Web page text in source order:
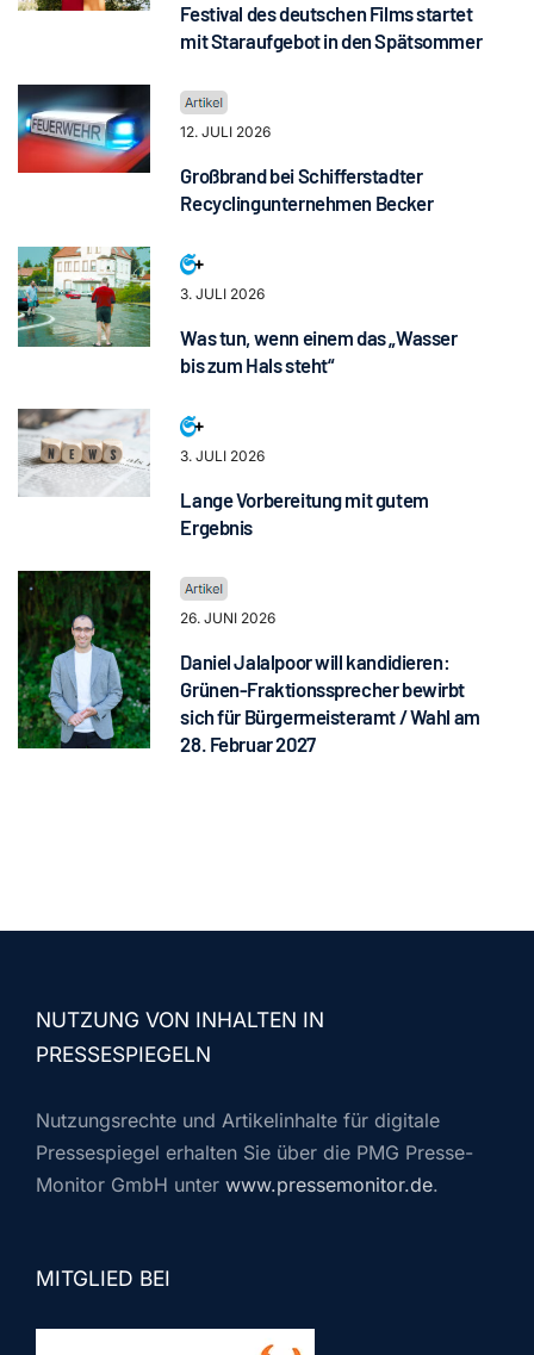
Festival des deutschen Films startet
mit Staraufgebot in den Spätsommer
12. JULI 2026
Großbrand bei Schifferstadter
Recyclingunternehmen Becker
3. JULI 2026
Was tun, wenn einem das „Wasser
bis zum Hals steht“
3. JULI 2026
Lange Vorbereitung mit gutem
Ergebnis
26. JUNI 2026
Daniel Jalalpoor will kandidieren:
Grünen-Fraktionssprecher bewirbt
sich für Bürgermeisteramt / Wahl am
28. Februar 2027
NUTZUNG VON INHALTEN IN
PRESSESPIEGELN
Nutzungsrechte und Artikelinhalte für digitale
Pressespiegel erhalten Sie über die PMG Presse-
Monitor GmbH unter www.pressemonitor.de.
MITGLIED BEI